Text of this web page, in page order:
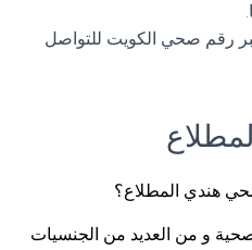
رقم صحي الكويت للتواصل
هندي المطلاع؟
و من العديد من الجنسيات